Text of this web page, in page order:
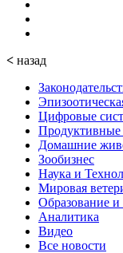
< назад
Цифровые
Домашние
Зообизнес
Наука и
Мировая
Образование и
Аналитика
Видео
Все новости